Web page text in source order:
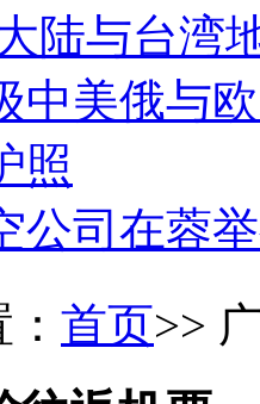
陆与台湾
中美俄与
照
公司在蓉
首页>>